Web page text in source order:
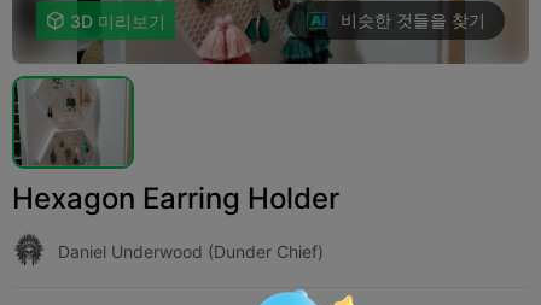
 3D 미리보기 비슷한 것들을 찾기
Hexagon Earring Holder
Daniel Underwood (Dunder Chief)